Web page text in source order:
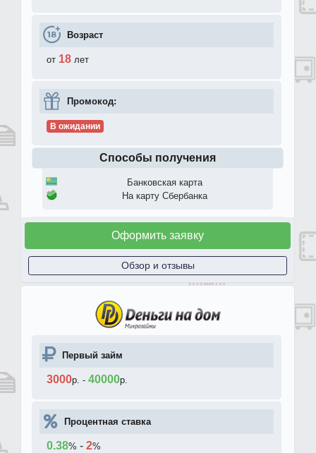
Возраст
от 18 лет
Промокод:
В ожидании
Способы получения
Банковская карта
На карту Сбербанка
Оформить заявку
Обзор и отзывы
Первый займ
3000р. - 40000р.
Процентная ставка
0.38% - 2%